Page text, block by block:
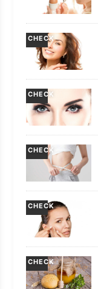
CHECK
CHECK
CHECK
CHECK
CHECK